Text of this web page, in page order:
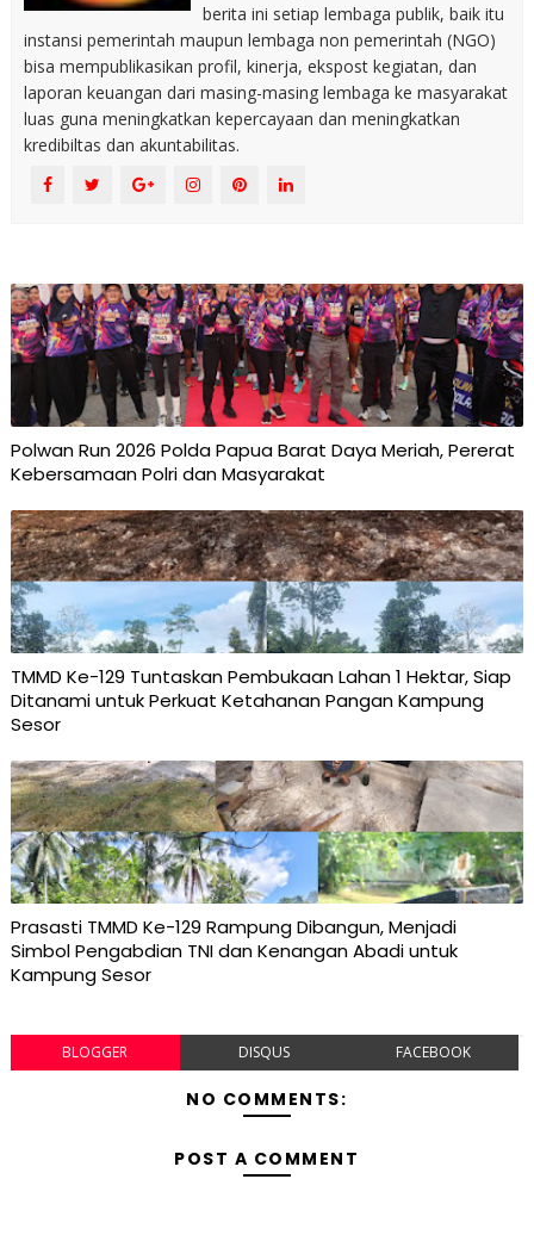
berita ini setiap lembaga publik, baik itu
instansi pemerintah maupun lembaga non pemerintah (NGO)
bisa mempublikasikan profil, kinerja, ekspost kegiatan, dan
laporan keuangan dari masing-masing lembaga ke masyarakat
luas guna meningkatkan kepercayaan dan meningkatkan
kredibiltas dan akuntabilitas.
Polwan Run 2026 Polda Papua Barat Daya Meriah, Pererat
Kebersamaan Polri dan Masyarakat
TMMD Ke-129 Tuntaskan Pembukaan Lahan 1 Hektar, Siap
Ditanami untuk Perkuat Ketahanan Pangan Kampung
Sesor
Prasasti TMMD Ke-129 Rampung Dibangun, Menjadi
Simbol Pengabdian TNI dan Kenangan Abadi untuk
Kampung Sesor
BLOGGER DISQUS FACEBOOK
NO COMMENTS:
POST A COMMENT